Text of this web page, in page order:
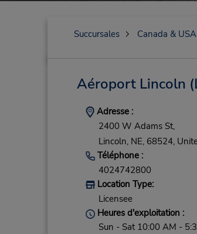
Succursales Canada & USA
Aéroport Lincoln
Adresse :
2400 W Adams St,
Lincoln, NE, 68524,
Téléphone :
4024742800
Location Type:
Licensee
Heures d'exploitation :
Sun - Sat 10:00 AM -